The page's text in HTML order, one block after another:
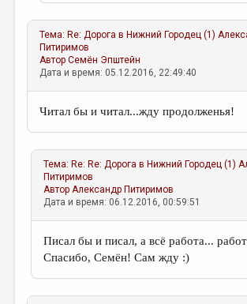
Тема: Re: Дорога в Нижний Городец (1)
Питиримов
АвторСемён Эпштейн
Дата и время: 05.12.2016, 22:49:40
Читал бы и читал...жду продолженья!
Тема: Re: Re: Дорога в Нижний Городец (1)
Питиримов
АвторАлександр Питиримов
Дата и время: 06.12.2016, 00:59:51
Писал бы и писал, а всё работа...
Спасибо, Семён! Сам жду :)